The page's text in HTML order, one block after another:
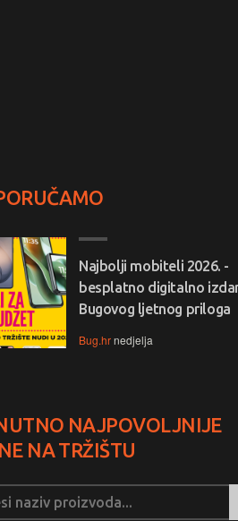
Najbolji mobiteli 2026. -
besplatno digitalno
Bugovog ljetnog priloga
Bug.hrnedjelja
NAJPOVOLJNIJE
NA TRŽIŠTU